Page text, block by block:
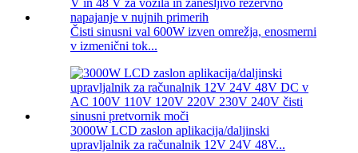
Čisti sinusni val 600W izven omrežja, enosmerni
v izmenični tok...
3000W LCD zaslon aplikacija/daljinski
upravljalnik za računalnik 12V 24V 48V...